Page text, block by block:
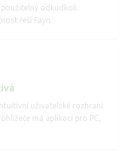
použitelný odkudkoli.
řeší Fayn.
uživatelské rozhraní.
má aplikaci pro PC,